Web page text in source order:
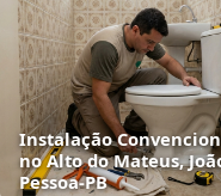
Instalação
no Alto do Mateus,
Pessoa‑PB